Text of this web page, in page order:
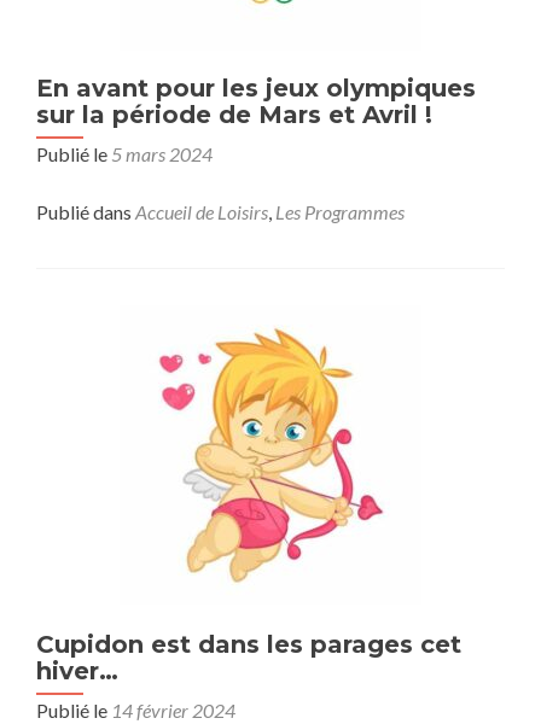
En avant pour les jeux olympiques
sur la période de Mars et Avril !
Publié le 5 mars 2024
Publié dans Accueil de Loisirs, Les Programmes
Cupidon est dans les parages cet
hiver…
Publié le 14 février 2024